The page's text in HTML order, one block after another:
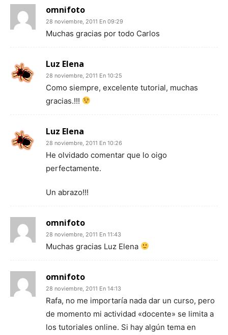
omnifoto
28 noviembre, 2011 En 09:29
Muchas gracias por todo Carlos
Luz Elena
28 noviembre, 2011 En 10:25
Como siempre, excelente tutorial, muchas
gracias.!!!
Luz Elena
28 noviembre, 2011 En 10:26
He olvidado comentar que lo oigo
perfectamente.
Un abrazo!!!
omnifoto
28 noviembre, 2011 En 11:43
Muchas gracias Luz Elena
omnifoto
28 noviembre, 2011 En 14:13
Rafa, no me importaría nada dar un curso, pero
de momento mi actividad «docente» se limita a
los tutoriales online. Si hay algún tema en